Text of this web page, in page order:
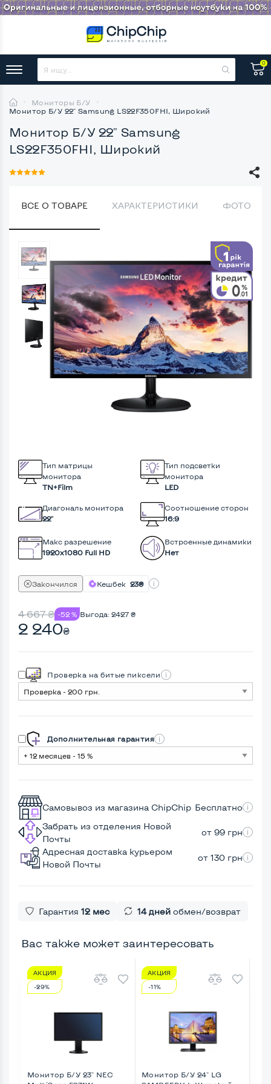
0
Мониторы Б/У
Монитор Б/У 22" Samsung LS22F350FHI, Широкий
Монитор Б/У 22" Samsung
LS22F350FHI, Широкий
ВСЕ О ТОВАРЕ ХАРАКТЕРИСТИКИ ФОТО
Тип матрицы
монитора
TN+Film
Тип подсветки
монитора
LED
Диагональ монитора
22"
Соотношение сторон
16:9
Макс разрешение
1920x1080 Full HD
Встроенные динамики
Нет
Закончился Кешбек 23₴
4 667₴ -52 % Выгода: 2427 ₴
2 240₴
Проверка на битые пиксели
Дополнительная гарантия
Самовывоз из магазина ChipChip Бесплатно
Забрать из отделения Новой
Почты
от 99 грн
Адресная доставка курьером
Новой Почты
от 130 грн
Гарантия 12 мес 14 дней обмен/возврат
Вас также может заинтересовать
АКЦИЯ
-29%
Монитор Б/У 23" NEC
АКЦИЯ
-11%
Монитор Б/У 24" LG